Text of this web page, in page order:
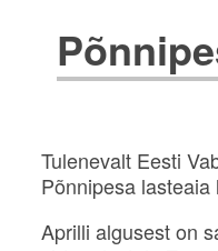
Tulenevalt Eesti
Põnnipesa
Aprilli algusest on